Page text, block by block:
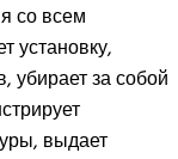
со всем
установку,
убирает за собой
выдает